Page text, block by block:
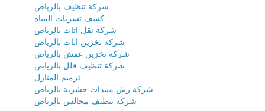
شركة تنظيف بالرياض
كشف تسربات المياه
شركة نقل اثاث بالرياض
شركة تخزين اثاث بالرياض
شركة تخزين عفش بالرياض
شركة تنظيف فلل بالرياض
ترميم المنازل
شركة رش مبيدات حشرية بالرياض
شركة تنظيف مجالس بالرياض